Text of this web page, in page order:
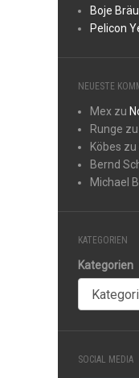
Boje
Pelicon
NEUESTE
Mex zu
Runge zu
Köbes zu
Bernd
Michael
KATEGORIEN
Kategorien
SOCIAL MEDIA